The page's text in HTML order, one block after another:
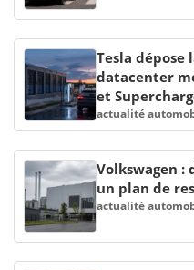
Tesla dépose
datacenter
et
actualité
Volkswagen :
un plan de
actualité